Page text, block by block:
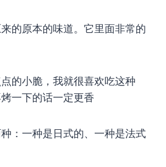
的原本的味道。它里面非常的
的小脆，我就很喜欢吃这种
一下的话一定更香
：一种是日式的、一种是法式